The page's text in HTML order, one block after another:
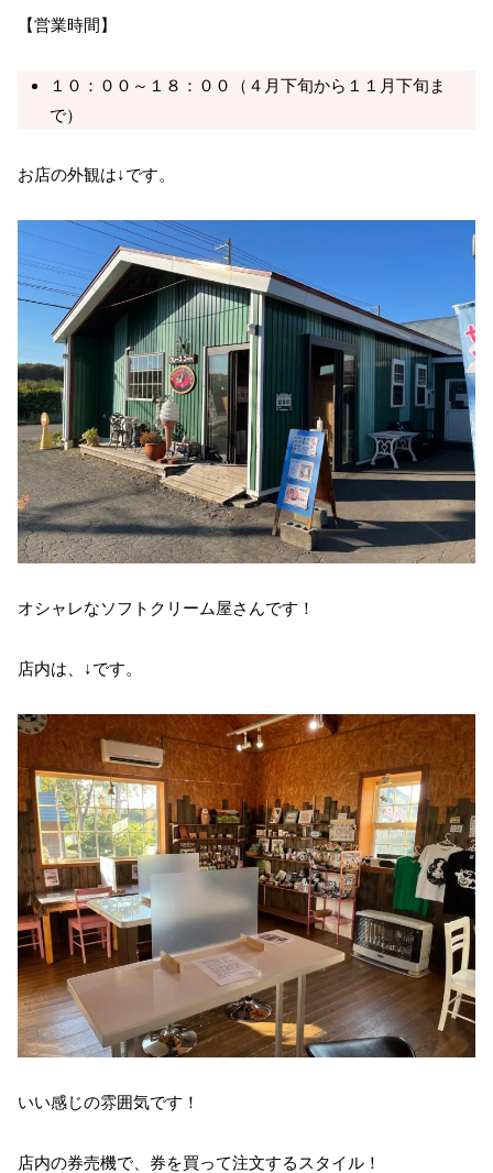
【営業時間】
１０：００～１８：００（４月下旬から１１月下旬ま
で）
お店の外観は↓です。
オシャレなソフトクリーム屋さんです！
店内は、↓です。
いい感じの雰囲気です！
店内の券売機で、券を買って注文するスタイル！